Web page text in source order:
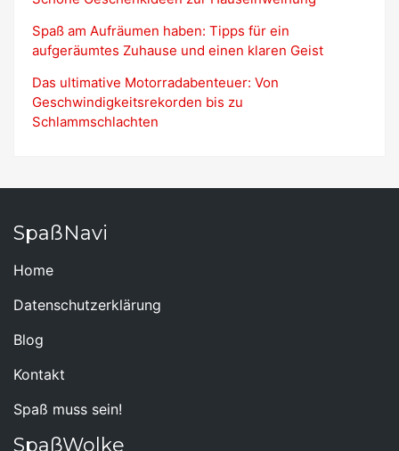
Spaß am Aufräumen haben: Tipps für ein
aufgeräumtes Zuhause und einen klaren Geist
Das ultimative Motorradabenteuer: Von
Geschwindigkeitsrekorden bis zu
Schlammschlachten
SpaßNavi
Home
Datenschutzerklärung
Blog
Kontakt
Spaß muss sein!
SpaßWolke